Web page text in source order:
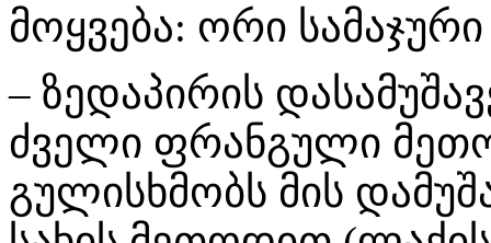
მოყვება: ორი სამაჯური
– ზედაპირის
ძველი ფრანგული
გულისხმობს მის